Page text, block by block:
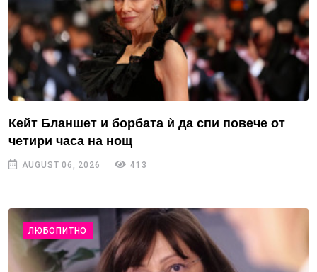
Кейт Бланшет и борбата ѝ да спи повече от
четири часа на нощ
AUGUST 06, 2026 413
ЛЮБОПИТНО